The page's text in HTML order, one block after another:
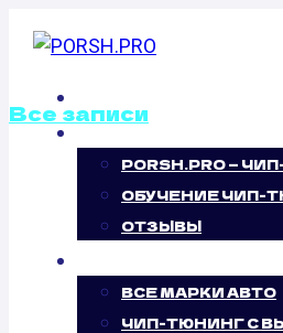
PORSH.PRO —
ОБУЧЕНИЕ ЧИП-
ОТЗЫВЫ
ВСЕ МАРКИ АВТО
ЧИП-ТЮНИНГ С
Все записи
HDI (90